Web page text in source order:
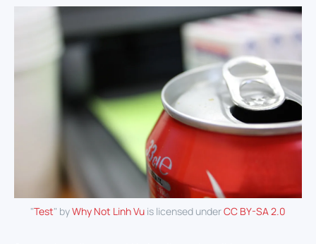
"Test" byWhy Not Linh Vu is licensed underCC BY-SA 2.0